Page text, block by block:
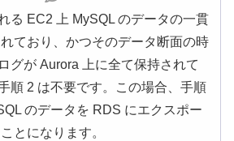
る EC2 上 MySQL のデータの一貫
ており、かつそのデータ断面の時
グが Aurora 上に全て保持されて
順 2 は不要です。この場合、手順
のデータを RDS にエクスポー
とになります。